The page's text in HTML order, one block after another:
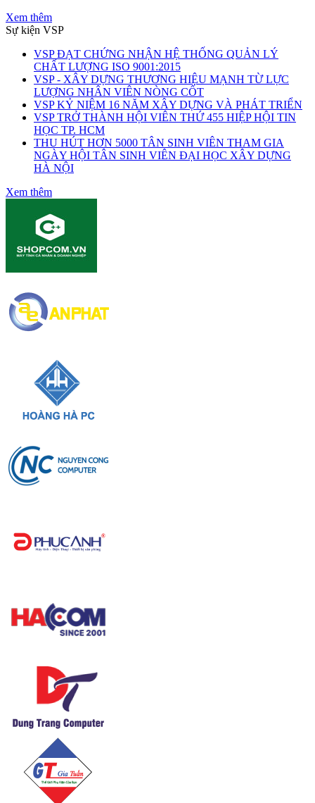
Xem thêm
Sự kiện VSP
VSP ĐẠT CHỨNG NHẬN HỆ THỐNG QUẢN LÝ
CHẤT LƯỢNG ISO 9001:2015
VSP - XÂY DỰNG THƯƠNG HIỆU MẠNH TỪ LỰC
LƯỢNG NHÂN VIÊN NÒNG CỐT
VSP KỶ NIỆM 16 NĂM XÂY DỰNG VÀ PHÁT TRIỂN
VSP TRỞ THÀNH HỘI VIÊN THỨ 455 HIỆP HỘI TIN
HỌC TP. HCM
THU HÚT HƠN 5000 TÂN SINH VIÊN THAM GIA
NGÀY HỘI TÂN SINH VIÊN ĐẠI HỌC XÂY DỰNG
HÀ NỘI
Xem thêm